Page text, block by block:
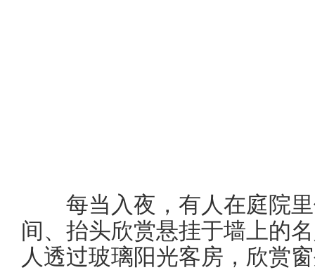
每当入夜，有人在庭院里
间、抬头欣赏悬挂于墙上的
人透过玻璃阳光客房，欣赏